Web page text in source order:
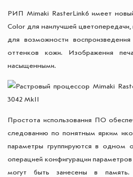
РИП Mimaki RasterLink6 имеет
Color для наилучшей
для возможности
оттенков кожи. Изображения
насыщенными.
Простота использования ПО
следованию по понятным ярким
параметры группируются в одном
операцией конфигурации
могут быть занесены в память.